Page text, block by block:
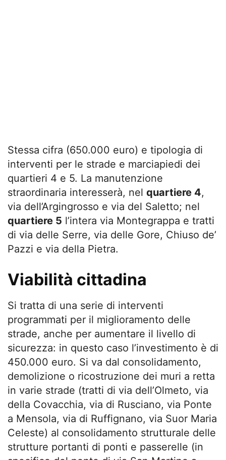
Stessa cifra (650.000 euro) e tipologia di
interventi per le strade e marciapiedi dei
quartieri 4 e 5. La manutenzione
straordinaria interesserà, nel quartiere 4,
via dell’Argingrosso e via del Saletto; nel
quartiere 5 l’intera via Montegrappa e tratti
di via delle Serre, via delle Gore, Chiuso de’
Pazzi e via della Pietra.
Viabilità cittadina
Si tratta di una serie di interventi
programmati per il miglioramento delle
strade, anche per aumentare il livello di
sicurezza: in questo caso l’investimento è di
450.000 euro. Si va dal consolidamento,
demolizione o ricostruzione dei muri a retta
in varie strade (tratti di via dell’Olmeto, via
della Covacchia, via di Rusciano, via Ponte
a Mensola, via di Ruffignano, via Suor Maria
Celeste) al consolidamento strutturale delle
strutture portanti di ponti e passerelle (in